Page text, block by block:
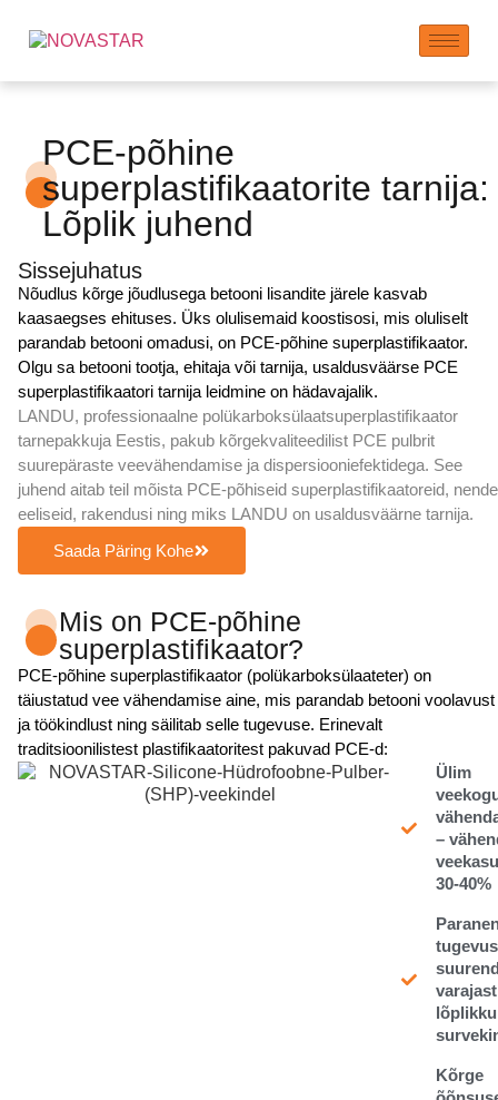
PCE-põhine
superplastifikaatorite tarnija:
Lõplik juhend
Sissejuhatus
Nõudlus kõrge jõudlusega betooni lisandite järele kasvab
kaasaegses ehituses. Üks olulisemaid koostisosi, mis oluliselt
parandab betooni omadusi, on PCE-põhine superplastifikaator.
Olgu sa betooni tootja, ehitaja või tarnija, usaldusväärse PCE
superplastifikaatori tarnija leidmine on hädavajalik.
LANDU, professionaalne polükarboksülaatsuperplastifikaator
tarnepakkuja Eestis, pakub kõrgekvaliteedilist PCE pulbrit
suurepäraste veevähendamise ja dispersiooniefektidega. See
juhend aitab teil mõista PCE-põhiseid superplastifikaatoreid, nende
eeliseid, rakendusi ning miks LANDU on usaldusväärne tarnija.
Saada Päring Kohe
Mis on PCE-põhine
superplastifikaator?
PCE-põhine superplastifikaator (polükarboksülaateter) on
täiustatud vee vähendamise aine, mis parandab betooni voolavust
ja töökindlust ning säilitab selle tugevuse. Erinevalt
traditsioonilistest plastifikaatoritest pakuvad PCE-d:
Ülim
–
30-40%
lõplikku
Kõrge